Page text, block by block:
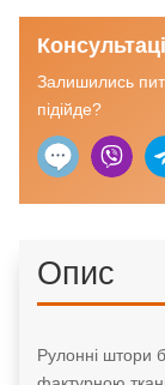
кількість
Залишились
підійде?
Опис
Рулонні штори